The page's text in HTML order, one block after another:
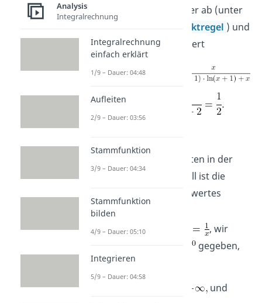
unabhängig voneinander ab (unter
Produktregel ) und
betrachten den Grenzwert
Ein Beispiel für den vierten in der
Tabelle aufgeführten Fall ist die
Bestimmung des Grenzwertes
, wir
gegeben,
denn:
und
Analysis
Integralrechnung
Integralrechnung
einfach erklärt
1/9 – Dauer: 04:48
Aufleiten
2/9 – Dauer: 03:56
Stammfunktion
3/9 – Dauer: 04:34
Stammfunktion
bilden
4/9 – Dauer: 05:10
Integrieren
5/9 – Dauer: 04:58